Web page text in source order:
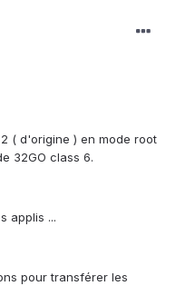
( d'origine ) en mode root
32GO class 6.
applis ...
pour transférer les